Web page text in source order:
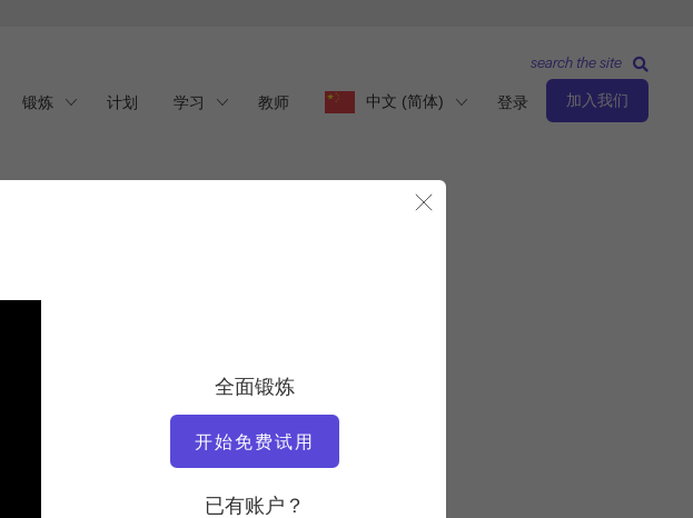
锻炼 计划 学习 教师 中文 (简体) 登录 加入我们
search the site
全面锻炼
开始免费试用
已有账户？
洛里-科尔曼-布朗
视频时间